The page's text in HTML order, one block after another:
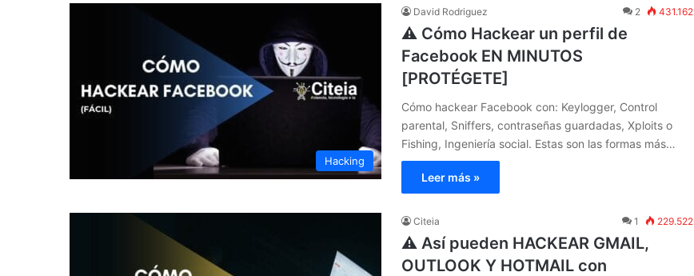
Hacking
David Rodriguez 2 431.162
⚠️ Cómo Hackear un perfil de
Facebook EN MINUTOS
[PROTÉGETE]
Cómo hackear Facebook con: Keylogger, Control
parental, Sniffers, contraseñas guardadas, Xploits o
Fishing, Ingeniería social. Estas son las formas más…
Leer más »
Citeia 1 229.522
⚠ Así pueden HACKEAR GMAIL,
OUTLOOK Y HOTMAIL con